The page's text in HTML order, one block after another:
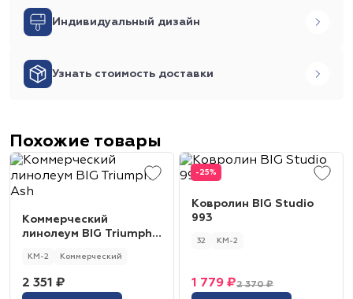
Индивидуальный дизайн
Узнать стоимость доставки
Похожие товары
Коммерческий
линолеум BIG Triumph
КМ-2 Коммерческий
2 351 ₽
-25%
Ковролин BIG Studio
993
32 КМ-2
2 370 ₽
1 779 ₽